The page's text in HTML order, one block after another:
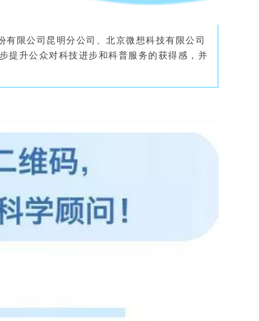
限公司昆明分公司、北京微想科技有限公司
提升公众对科技进步和科普服务的获得感，并